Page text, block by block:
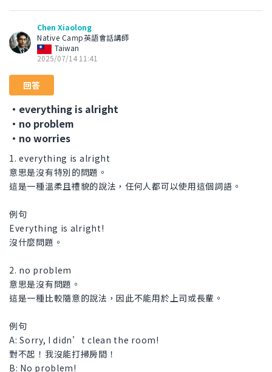
Chen Xiaolong
Native Camp英語會話講師
Taiwan
2025/07/14 11:41
回答
・everything is alright
・no problem
・no worries
1. everything is alright
意思是沒有特別的問題。
這是一種溫柔且禮貌的說法，任何人都可以使用這個詞語。
例句
Everything is alright!
沒什麼問題。
2. no problem
意思是沒有問題。
這是一種比較隨意的說法，因此不能用於上司或長輩。
例句
A: Sorry, I didn’t clean the room!
對不起！我沒能打掃房間！
B: No problem!